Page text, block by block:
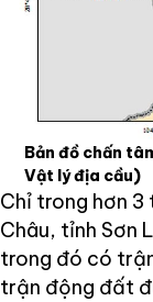
Bản đồ chấn
Vật lý địa cầu)
Chỉ trong hơn
Châu, tỉnh Sơn
trong đó có
trận động đất